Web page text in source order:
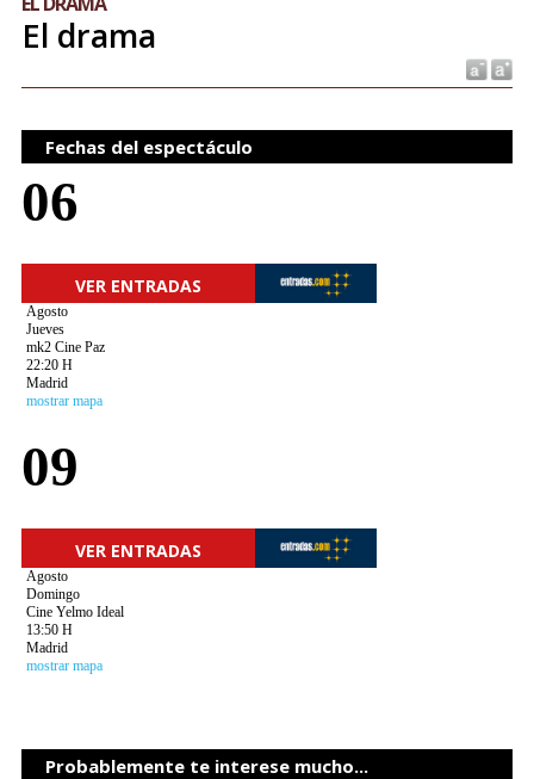
El drama
Fechas del espectáculo
06
VER ENTRADAS
Agosto
Jueves
mk2 Cine Paz
22:20 H
Madrid
mostrar mapa
09
VER ENTRADAS
Agosto
Domingo
Cine Yelmo Ideal
13:50 H
Madrid
mostrar mapa
Probablemente te interese mucho...